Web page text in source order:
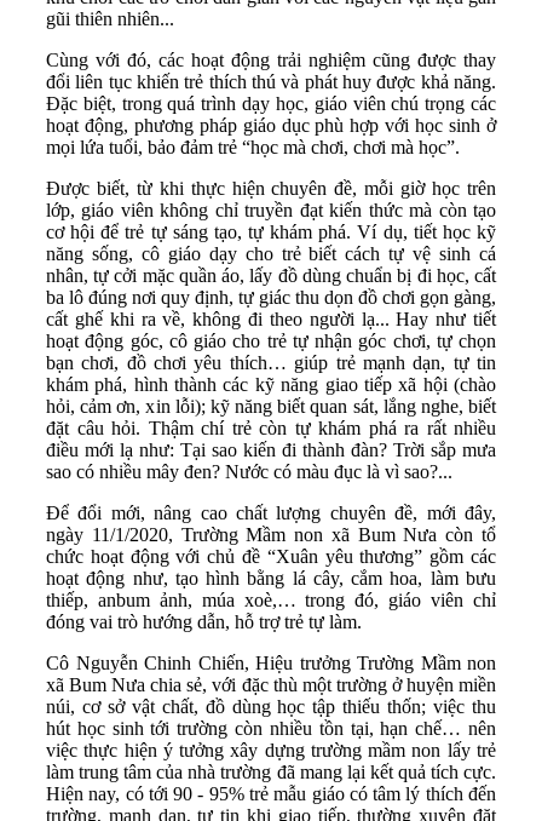
gũi thiên nhiên...
Cùng với đó, các hoạt động trải nghiệm cũng được thay
đổi liên tục khiến trẻ thích thú và phát huy được khả năng.
Đặc biệt, trong quá trình dạy học, giáo viên chú trọng các
hoạt động, phương pháp giáo dục phù hợp với học sinh ở
mọi lứa tuổi, bảo đảm trẻ “học mà chơi, chơi mà học”.
Được biết, từ khi thực hiện chuyên đề, mỗi giờ học trên
lớp, giáo viên không chỉ truyền đạt kiến thức mà còn tạo
cơ hội để trẻ tự sáng tạo, tự khám phá. Ví dụ, tiết học kỹ
năng sống, cô giáo dạy cho trẻ biết cách tự vệ sinh cá
nhân, tự cởi mặc quần áo, lấy đồ dùng chuẩn bị đi học, cất
ba lô đúng nơi quy định, tự giác thu dọn đồ chơi gọn gàng,
cất ghế khi ra về, không đi theo người lạ... Hay như tiết
hoạt động góc, cô giáo cho trẻ tự nhận góc chơi, tự chọn
bạn chơi, đồ chơi yêu thích… giúp trẻ mạnh dạn, tự tin
khám phá, hình thành các kỹ năng giao tiếp xã hội (chào
hỏi, cảm ơn, xin lỗi); kỹ năng biết quan sát, lắng nghe, biết
đặt câu hỏi. Thậm chí trẻ còn tự khám phá ra rất nhiều
điều mới lạ như: Tại sao kiến đi thành đàn? Trời sắp mưa
sao có nhiều mây đen? Nước có màu đục là vì sao?...
Để đổi mới, nâng cao chất lượng chuyên đề, mới đây,
ngày 11/1/2020, Trường Mầm non xã Bum Nưa còn tổ
chức hoạt động với chủ đề “Xuân yêu thương” gồm các
hoạt động như, tạo hình bằng lá cây, cắm hoa, làm bưu
thiếp, anbum ảnh, múa xoè,… trong đó, giáo viên chỉ
đóng vai trò hướng dẫn, hỗ trợ trẻ tự làm.
Cô Nguyễn Chinh Chiến, Hiệu trưởng Trường Mầm non
xã Bum Nưa chia sẻ, với đặc thù một trường ở huyện miền
núi, cơ sở vật chất, đồ dùng học tập thiếu thốn; việc thu
hút học sinh tới trường còn nhiều tồn tại, hạn chế… nên
việc thực hiện ý tưởng xây dựng trường mầm non lấy trẻ
làm trung tâm của nhà trường đã mang lại kết quả tích cực.
Hiện nay, có tới 90 - 95% trẻ mẫu giáo có tâm lý thích đến
trường, mạnh dạn, tự tin khi giao tiếp, thường xuyên đặt